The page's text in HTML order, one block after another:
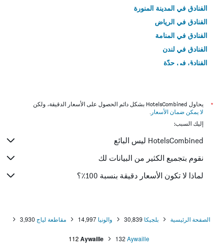
الفنادق في المدينة المنورة
الفنادق في الرياض
الفنادق في المنامة
الفنادق في لندن
الفنادق في جدّة
*
يحاول HotelsCombined بشكل دائم الحصول على الأسعار الدقيقة، ولكن
لا يمكن ضمان الأسعار .
إليك السبب:
HotelsCombined ليس البائع
نقوم بتجميع الكثير من البيانات لك
لماذا لا تكون الأسعار دقيقة بنسبة 100٪؟
الصفحة الرئيسية بلجيكا 30,839 والونيا 14,997 مقاطعة لياج 3,930
Aywaille
132
Aywaille
112